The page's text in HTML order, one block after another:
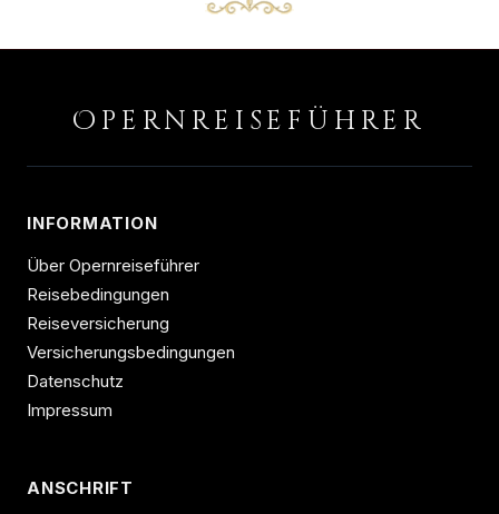
O PERNREISEFÜHRER
INFORMATION
Über Opernreiseführer
Reisebedingungen
Reiseversicherung
Versicherungsbedingungen
Datenschutz
Impressum
ANSCHRIFT